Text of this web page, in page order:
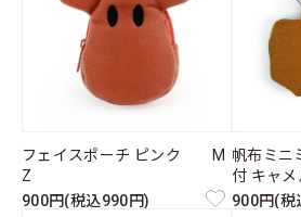
フェイスポーチ ピンク M
Z
900円(税込990円)
帆布ミニ
付 キャ
900円(税